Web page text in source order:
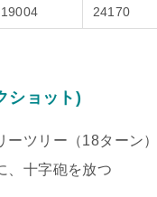
19004 24170
ショット)
ーツリー（18ターン）
、十字砲を放つ